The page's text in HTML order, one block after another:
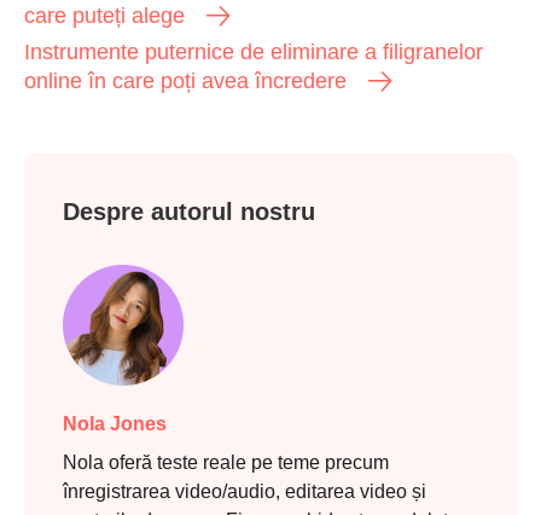
care puteți alege
Instrumente puternice de eliminare a filigranelor
online în care poți avea încredere
Despre autorul nostru
Nola Jones
Nola oferă teste reale pe teme precum
înregistrarea video/audio, editarea video și